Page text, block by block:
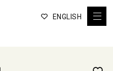
ENGLISH